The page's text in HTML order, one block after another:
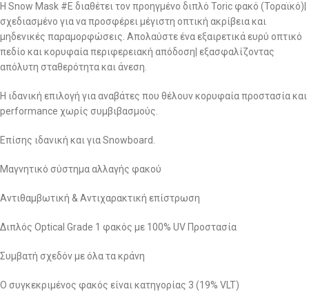
Η Snow Mask #E διαθέτει τον προηγμένο διπλό Toric φακό (Τοραϊκό)|
σχεδιασμένο για να προσφέρει μέγιστη οπτική ακρίβεια και
μηδενικές παραμορφώσεις. Απολαύστε ένα εξαιρετικά ευρύ οπτικό
πεδίο και κορυφαία περιφερειακή απόδοση| εξασφαλίζοντας
απόλυτη σταθερότητα και άνεση.
Η ιδανική επιλογή για αναβάτες που θέλουν κορυφαία προστασία και
performance χωρίς συμβιβασμούς.
Επίσης ιδανική και για Snowboard.
Μαγνητικό σύστημα αλλαγής φακού
Αντιθαμβωτική & Αντιχαρακτική επίστρωση
Διπλός Optical Grade 1 φακός με 100% UV Προστασία
Συμβατή σχεδόν με όλα τα κράνη
Ο συγκεκριμένος φακός είναι κατηγορίας 3 (19% VLT)